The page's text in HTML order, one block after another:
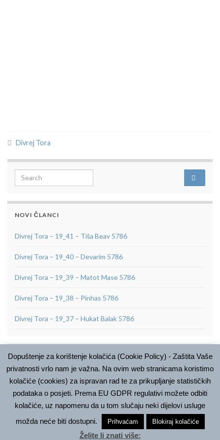
Divrej Tora
Search for:
NOVI ČLANCI
Divrej Tora – 19_41 – Tiša Beav 5786
Divrej Tora – 19_40 – Devarim 5786
Divrej Tora – 19_39 – Matot Mase 5786
Divrej Tora – 19_38 – Pinhas 5786
Divrej Tora – 19_37 – Hukat Balak 5786
ARHIVA
Arhiva
Graphene Themes.
Dopuštenje za korištenje kolačića (Cookie Policy) - Zaštita Vaše
privatnosti vrlo nam je važna. Na ovim web stranicama koristimo
kolačiće (cookies) za ispravan rad te za prikupljanje statističkih
podataka o posjeti. Prema EU GDPR regulativi možete odbiti
kolačiće, uz napomenu da u tom slučaju neki dijelovi usluge
možda neće biti dostupni.
Prihvaćam Blokiraj kolačiće
Želite li znati više: